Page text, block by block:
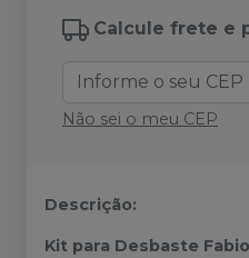
Calcule frete e
Não sei o meu CEP
Descrição:
Kit para Desbaste